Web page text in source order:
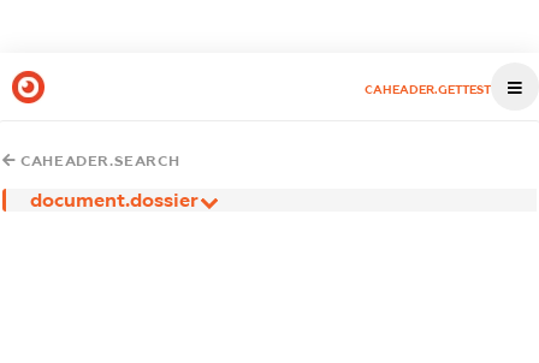
CAHEADER.GETTEST
CAHEADER.SEARCH
document.dossier